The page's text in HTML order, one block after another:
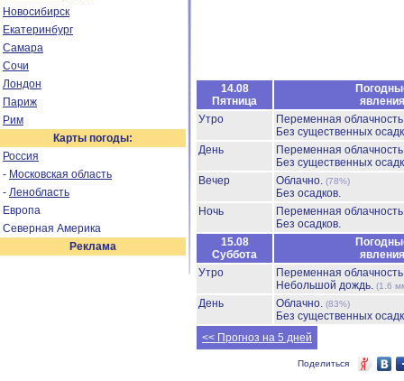
Новосибирск
Екатеринбург
Самара
Сочи
Лондон
Париж
Рим
Карты погоды:
Россия
- Московская область
- Ленобласть
Европа
Северная Америка
Реклама
14.08
Пятница
явления
Утро
Переменная
Без существенных
День
Переменная
Без существенных
Вечер
Облачно. (78%)
Без осадков.
Ночь
Переменная
Без осадков.
15.08
Суббота
явления
Утро
Переменная
Небольшой дождь. (1.6
День Облачно. (83%)
Без существенных
<< Прогноз на 5 дней
Поделиться